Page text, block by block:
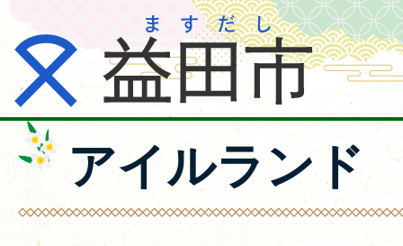
アイルランド